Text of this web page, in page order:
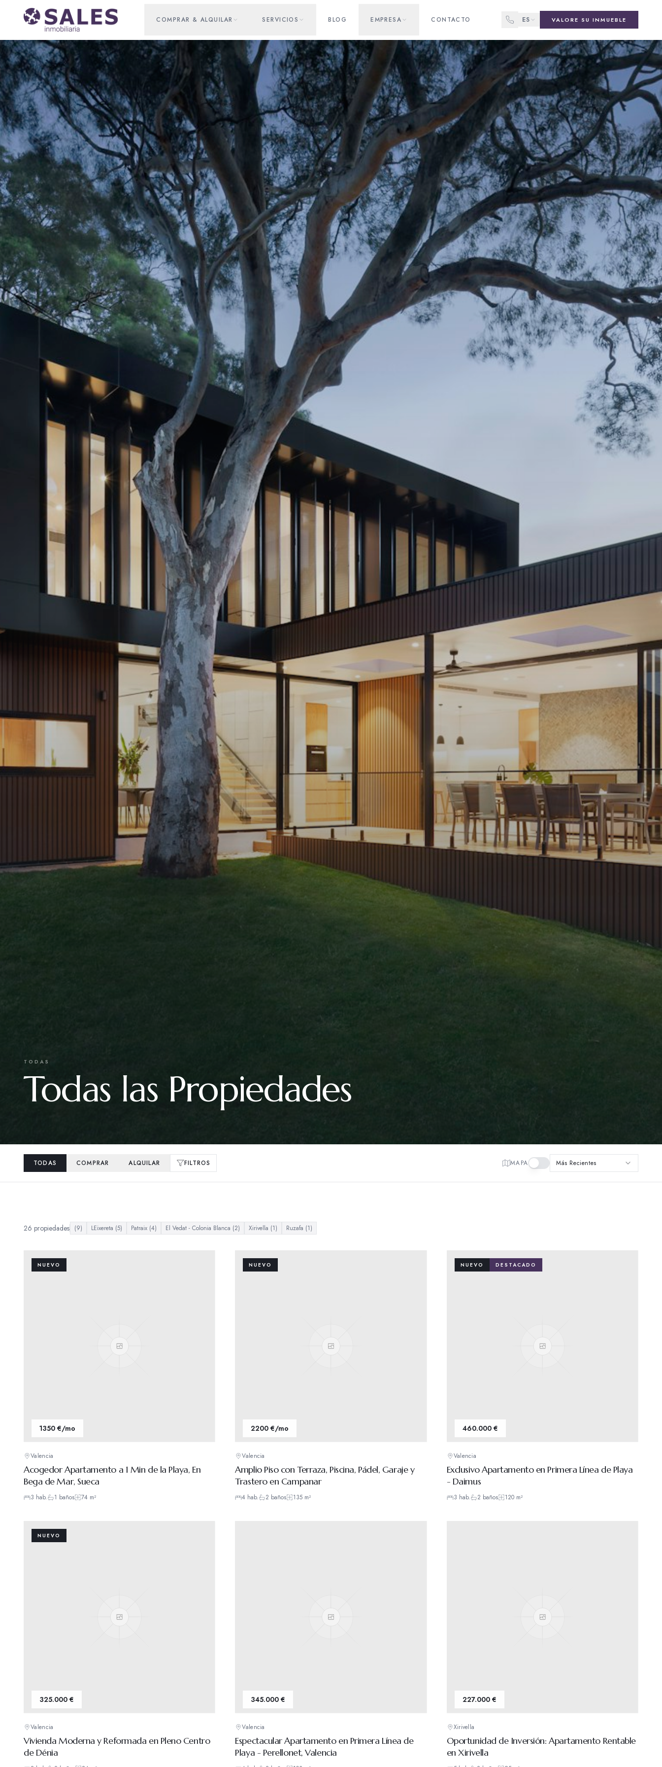
COMPRAR & ALQUILAR SERVICIOS BLOG EMPRESA CONTACTO ES VALORE SU INMUEBLE
TODAS
Todas las Propiedades
TODAS COMPRAR ALQUILAR FILTROS MAPA Más Recientes
26 propiedades (9) LEixereta (5) Patraix (4) El Vedat - Colonia Blanca (2) Xirivella (1) Ruzafa (1)
NUEVO
1350 €/mo
Valencia
Acogedor Apartamento a 1 Min de la Playa, En
Bega de Mar, Sueca
3 hab. 1 baños 74 m²
NUEVO
2200 €/mo
Valencia
Amplio Piso con Terraza, Piscina, Pádel, Garaje y
Trastero en Campanar
4 hab. 2 baños 135 m²
NUEVO DESTACADO
460.000 €
Valencia
Exclusivo Apartamento en Primera Línea de Playa
- Daimus
3 hab. 2 baños 120m²
NUEVO
325.000 €
Valencia
Vivienda Moderna y Reformada en Pleno Centro
de Dénia
345.000 €
Valencia
Espectacular Apartamento en Primera Línea de
Playa - Perellonet, Valencia
227.000 €
Xirivella
Oportunidad de Inversión: Apartamento Rentable
en Xirivella